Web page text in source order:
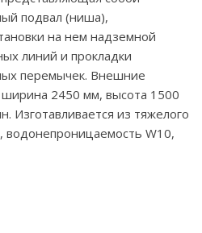
подвал (ниша),
на нем надземной
линий и прокладки
перемычек. Внешние
2450 мм, высота 1500
Изготавливается из тяжелого
водонепроницаемость W10,